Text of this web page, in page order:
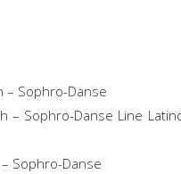
Sophro-Danse
Sophro-Danse Line
Sophro-Danse